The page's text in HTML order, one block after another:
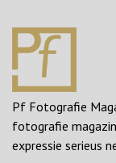
Pf Fotografie
fotografie
expressie serieus